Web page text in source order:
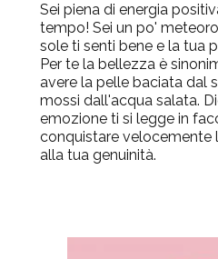
Sei piena di energia
tempo! Sei un po'
sole ti senti bene e la tua
Per te la bellezza è
avere la pelle baciata dal
mossi dall'acqua salata.
emozione ti si legge in
conquistare velocemente
alla tua genuinità.